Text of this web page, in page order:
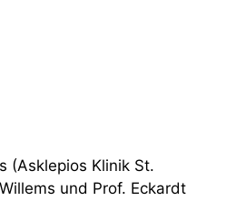
(Asklepios Klinik St.
und Prof. Eckardt